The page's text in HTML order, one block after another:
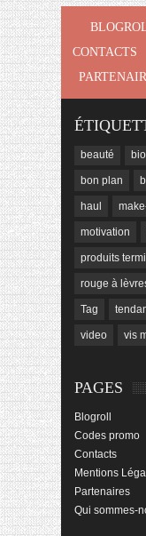
CONTACTS
beauté bio
bon plan
haul
motivation
produits
rouge à
Tag
video vis
PAGES
Blogroll
Codes promo
Contacts
Mentions
Partenaires
Qui sommes-